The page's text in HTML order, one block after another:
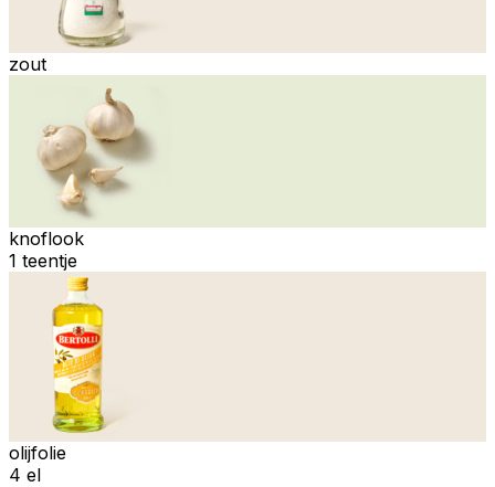
zout
knoflook
1 teentje
olijfolie
4 el